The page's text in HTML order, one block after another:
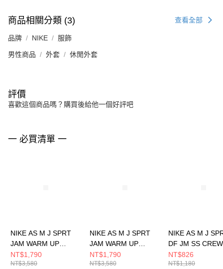
商品相關分類 (3) 查看全部
品牌 NIKE 服飾
男性商品 外套 休閒外套
評價
喜歡這個商品嗎？購買後給他一個好評吧
一 必買清單 一
NIKE AS M J SPRT
JAM WARM UP
JACKET 男 舖棉外套
FN5849011
NT$1,790
NT$3,580
NIKE AS M J SPRT
JAM WARM UP
JACKET 男 休閒外套
FN5849010
NT$1,790
NT$3,580
NIKE AS M J
DF JM SS
短袖上衣
NT$826
NT$1,180